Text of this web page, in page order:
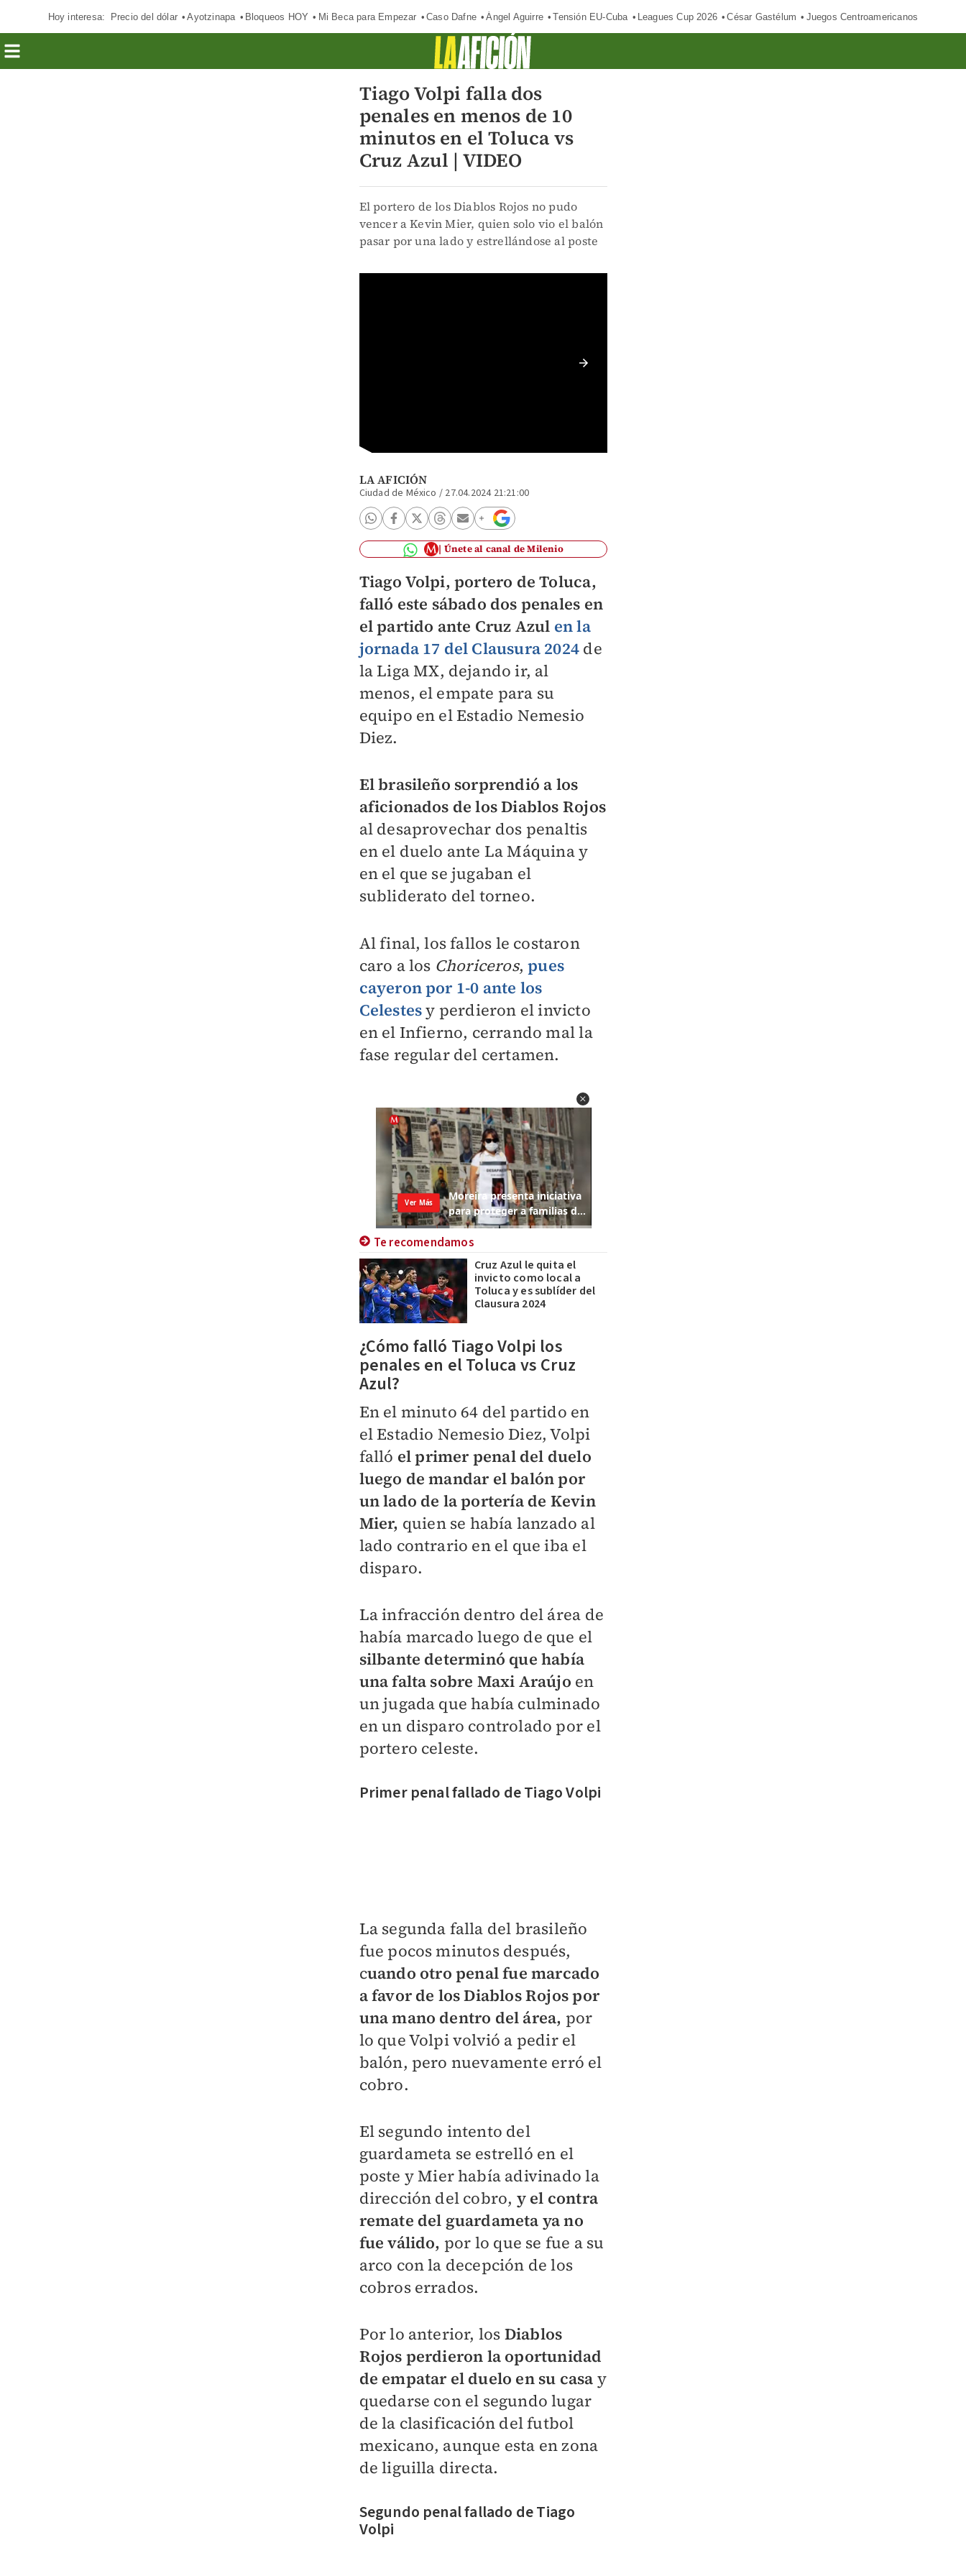
Hoy interesa: Precio del dólar Ayotzinapa Bloqueos HOY Mi Beca para Empezar Caso Dafne Ángel Aguirre Tensión EU-Cuba Leagues Cup 2026 César Gastélum Juegos Centroamericanos
Tiago Volpi falla dos
penales en menos de 10
minutos en el Toluca vs
Cruz Azul | VIDEO
El portero de los Diablos Rojos no pudo
vencer a Kevin Mier, quien solo vio el balón
pasar por una lado y estrellándose al poste
LA AFICIÓN
Ciudad de México / 27.04.2024 21:21:00
Únete al canal de Milenio
Tiago Volpi, portero de Toluca,
falló este sábado dos penales en
el partido ante Cruz Azul en la
jornada 17 del Clausura 2024 de
la Liga MX, dejando ir, al
menos, el empate para su
equipo en el Estadio Nemesio
Diez.
El brasileño sorprendió a los
aficionados de los Diablos Rojos
al desaprovechar dos penaltis
en el duelo ante La Máquina y
en el que se jugaban el
subliderato del torneo.
Al final, los fallos le costaron
caro a los Choriceros,pues
cayeron por 1-0 ante los
Celestesy perdieron el invicto
en el Infierno, cerrando mal la
fase regular del certamen.
Te recomendamos
Cruz Azul le quita el
invicto como local a
Toluca y es sublíder del
Clausura 2024
¿Cómo falló Tiago Volpi los
penales en el Toluca vs Cruz
Azul?
En el minuto 64 del partido en
el Estadio Nemesio Diez, Volpi
falló el primer penal del duelo
luego de mandar el balón por
un lado de la portería de Kevin
Mier, quien se había lanzado al
lado contrario en el que iba el
disparo.
La infracción dentro del área de
había marcado luego de que el
silbante determinó que había
una falta sobre Maxi Araújo en
un jugada que había culminado
en un disparo controlado por el
portero celeste.
Primer penal fallado de Tiago Volpi
La segunda falla del brasileño
fue pocos minutos después,
cuando otro penal fue marcado
a favor de los Diablos Rojos por
una mano dentro del área, por
lo que Volpi volvió a pedir el
balón, pero nuevamente erró el
cobro.
El segundo intento del
guardameta se estrelló en el
poste y Mier había adivinado la
dirección del cobro, y el contra
remate del guardameta ya no
fue válido, por lo que se fue a su
arco con la decepción de los
cobros errados.
Por lo anterior, los Diablos
Rojos perdieron la oportunidad
de empatar el duelo en su casa y
quedarse con el segundo lugar
de la clasificación del futbol
mexicano, aunque esta en zona
de liguilla directa.
Segundo penal fallado de Tiago
Volpi